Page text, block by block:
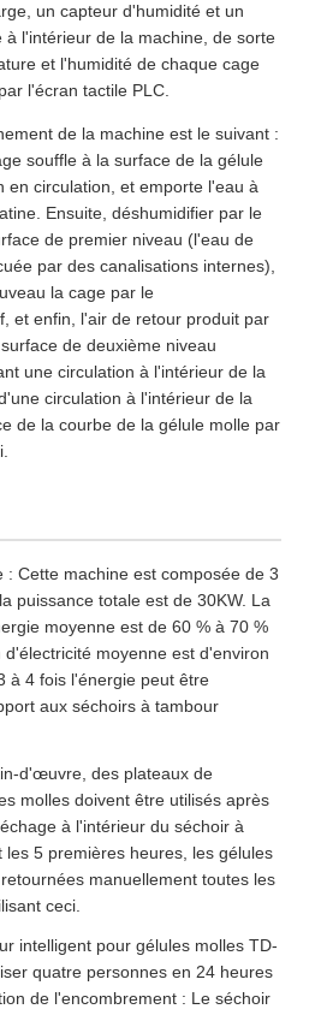
un capteur d'humidité et un
l'intérieur de la machine, de sorte
et l'humidité de chaque cage
l'écran tactile PLC.
de la machine est le suivant :
souffle à la surface de la gélule
en circulation, et emporte l'eau à
Ensuite, déshumidifier par le
de premier niveau (l'eau de
par des canalisations internes),
la cage par le
et enfin, l'air de retour produit par
de deuxième niveau
une circulation à l'intérieur de la
circulation à l'intérieur de la
de la courbe de la gélule molle par
: Cette machine est composée de 3
puissance totale est de 30KW. La
moyenne est de 60 % à 70 %
moyenne est d'environ
à 4 fois l'énergie peut être
aux séchoirs à tambour
d'œuvre, des plateaux de
molles doivent être utilisés après
à l'intérieur du séchoir à
5 premières heures, les gélules
manuellement toutes les
ceci.
intelligent pour gélules molles TD-
quatre personnes en 24 heures
de l'encombrement : Le séchoir